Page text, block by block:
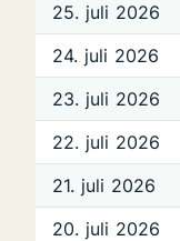
25. juli 2026
24. juli 2026
23. juli 2026
22. juli 2026
21. juli 2026
20. juli 2026